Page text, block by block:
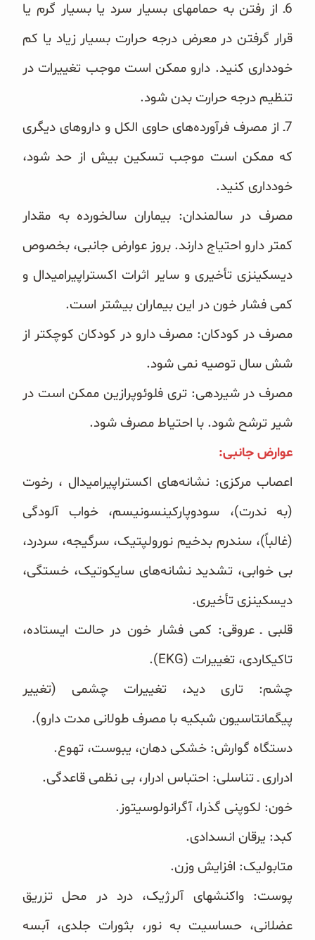
‏6ـ از رفتن به حمامهای بسیار سرد یا بسیار گرم یا
قرار گرفتن در معرض درجه حرارت بسیار زیاد یا کم
خودداری کنید. ‏دارو ممکن است موجب تغییرات در
تنظیم درجه حرارت بدن شود.
‏7ـ از مصرف فرآورده‌های حاوی الکل و داروهای دیگری
که ممکن است موجب تسکین بیش از حد شود،
خودداری کنید.
مصرف در سالمندان: بیماران سالخورده به مقدار
کمتر دارو احتیاج دارند. بروز عوارض جانبی، بخصوص
دیسکینزی ‏تأخیری و سایر اثرات اکستراپیرامیدال و
کمی فشار خون در این بیماران بیشتر است.
مصرف در کودکان: مصرف دارو در کودکان کوچکتر از
شش سال توصیه نمی‌ شود.
مصرف در شیردهی: تری فلوئوپرازین ممکن است در
شیر ترشح شود. با احتیاط مصرف شود.
عوارض جانبی:‏
اعصاب مرکزی: نشانه‌های اکستراپیرامیدال ، رخوت
(به ندرت)، سودوپارکینسونیسم، خواب آلودگی
(غالباً)، سندرم بدخیم ‏نورولپتیک، سرگیجه، سردرد،
بی خوابی، تشدید نشانه‌های سایکوتیک، خستگی،
دیسکینزی تأخیری.
قلبی ـ ‌عروقی: کمی فشار خون در حالت ایستاده،
تاکیکاردی، تغییرات (‏EKG‏).
چشم: تاری دید، تغییرات چشمی (تغییر
پیگمانتاسیون شبکیه با مصرف طولانی مدت دارو).
دستگاه گوارش: خشکی دهان، یبوست، تهوع.
ادراری ـ تناسلی: احتباس ادرار، بی نظمی قاعدگی.
خون: لکوپنی گذرا، آگرانولوسیتوز.
کبد: یرقان انسدادی.
متابولیک: افزایش وزن.
پوست: واکنشهای آلرژیک، درد در محل تزریق
عضلانی، حساسیت به نور، بثورات جلدی، آبسه